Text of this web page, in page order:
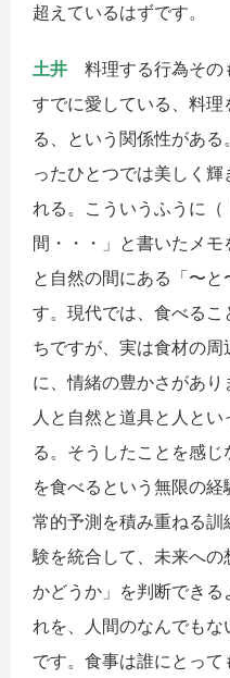
超えているはずです。
土井 料理する行為その
すでに愛している、料
る、という関係性があ
ったひとつでは美しく
れる。こういうふうに（
間・・・」と書いたメ
と自然の間にある「〜
す。現代では、食べる
ちですが、実は食材の
に、情緒の豊かさがあり
人と自然と道具と人と
る。そうしたことを感
を食べるという無限の
常的予測を積み重ねる
験を統合して、未来へ
かどうか」を判断でき
れを、人間のなんでも
です。食事は誰にとっ